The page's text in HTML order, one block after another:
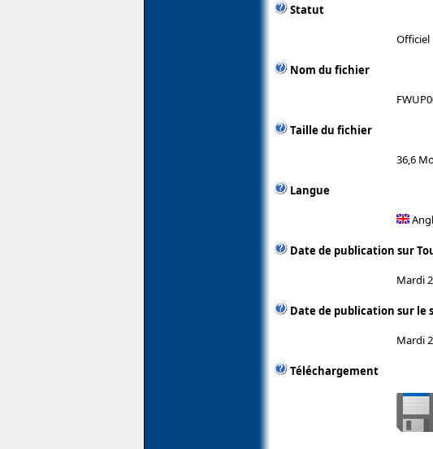
Statut
Officiel
Nom du fichier
Taille du fichier
36,6
Langue
Date de publication sur
Mardi
Date de publication sur le
Mardi
Téléchargement